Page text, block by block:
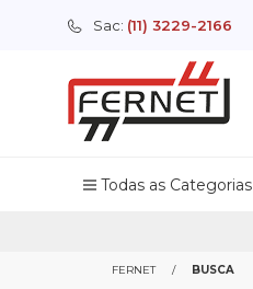
Sac: (11) 3229-2166
Todas as Categorias
Decoração
FERNET BUSCA